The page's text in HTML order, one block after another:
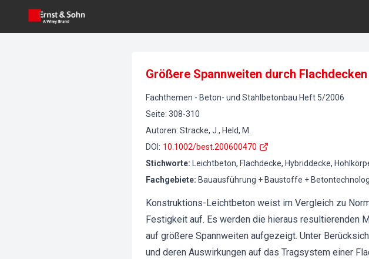
Größere Spannweiten durch
Fachthemen - Beton- und Stahlbetonbau Heft 5/2006
Seite: 308-310
Autoren: Stracke, J., Held, M.
DOI : 10.1002/best.200600470
Stichworte:
Leichtbeton, Flachdecke, Hybriddecke,
Fachgebiete: Bauausführung + Baustoffe +
Konstruktions-Leichtbeton weist im Vergleich zu
Festigkeit auf. Es werden die hieraus resultierenden
auf größere Spannweiten aufgezeigt. Unter
und deren Auswirkungen auf das Tragsystem einer